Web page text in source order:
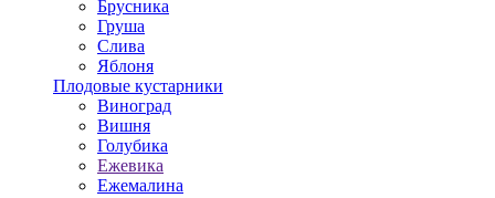
Брусника
Груша
Слива
Яблоня
Плодовые кустарники
Виноград
Вишня
Голубика
Ежевика
Ежемалина